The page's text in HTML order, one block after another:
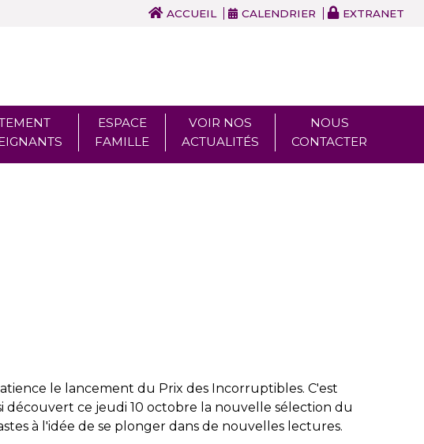
ACCUEIL CALENDRIER EXTRANET
ESPACE
FAMILLE
VOIR NOS
ACTUALITÉS
NOUS
CONTACTER
le lancement du Prix des Incorruptibles. C'est
découvert ce jeudi 10 octobre la nouvelle sélection du
à l'idée de se plonger dans de nouvelles lectures.